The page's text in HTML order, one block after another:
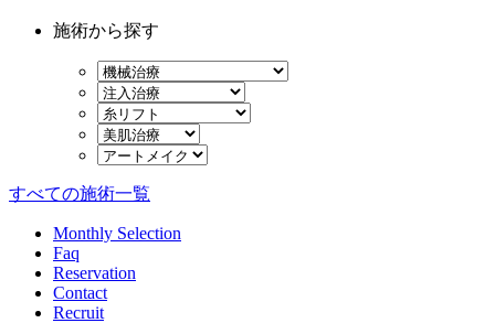
施術から探す
すべての施術一覧
Monthly Selection
Faq
Reservation
Contact
Recruit